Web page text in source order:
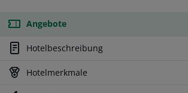
Angebote
Hotelbeschreibung
Hotelmerkmale